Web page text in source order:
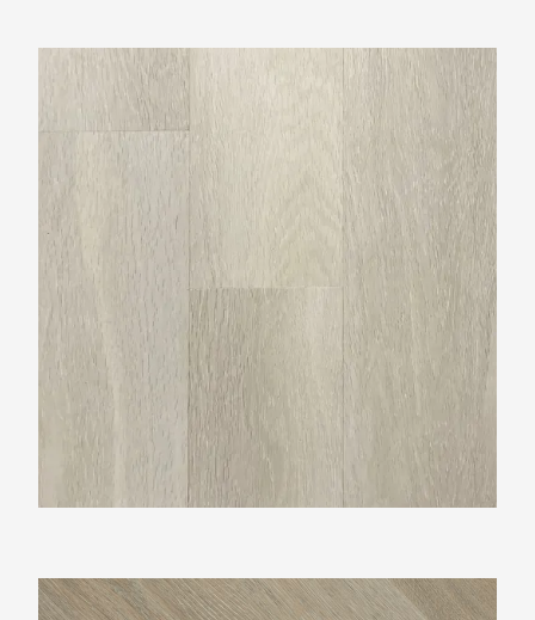
TFD Espina 5
Montinique Charente Visgraat XL M-977945